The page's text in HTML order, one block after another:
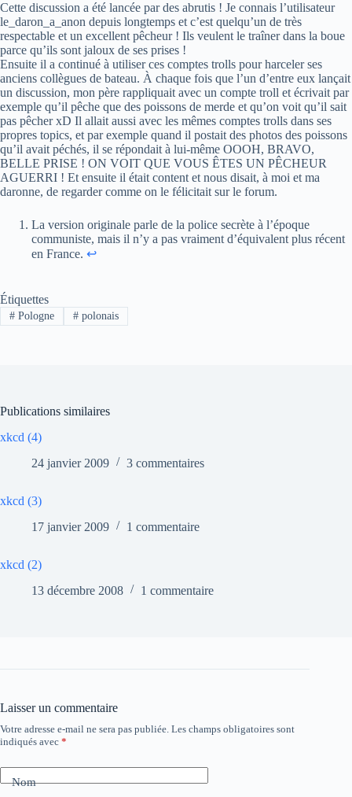
Cette discussion a été lancée par des abrutis ! Je connais l’utilisateur
le_daron_a_anon depuis longtemps et c’est quelqu’un de très
respectable et un excellent pêcheur ! Ils veulent le traîner dans la boue
parce qu’ils sont jaloux de ses prises !
Ensuite il a continué à utiliser ces comptes trolls pour harceler ses
anciens collègues de bateau. À chaque fois que l’un d’entre eux lançait
un discussion, mon père rappliquait avec un compte troll et écrivait par
exemple qu’il pêche que des poissons de merde et qu’on voit qu’il sait
pas pêcher xD Il allait aussi avec les mêmes comptes trolls dans ses
propres topics, et par exemple quand il postait des photos des poissons
qu’il avait péchés, il se répondait à lui-même OOOH, BRAVO,
BELLE PRISE ! ON VOIT QUE VOUS ÊTES UN PÊCHEUR
AGUERRI ! Et ensuite il était content et nous disait, à moi et ma
daronne, de regarder comme on le félicitait sur le forum.
La version originale parle de la police secrète à l’époque
communiste, mais il n’y a pas vraiment d’équivalent plus récent
en France. ↩︎
Étiquettes
#Pologne #polonais
Publications similaires
xkcd (4)
24 janvier 2009
3 commentaires
xkcd (3)
17 janvier 2009
1 commentaire
xkcd (2)
13 décembre 2008
1 commentaire
Laisser un commentaire
Votre adresse e-mail ne sera pas publiée. Les champs obligatoires sont
indiqués avec *
Nom